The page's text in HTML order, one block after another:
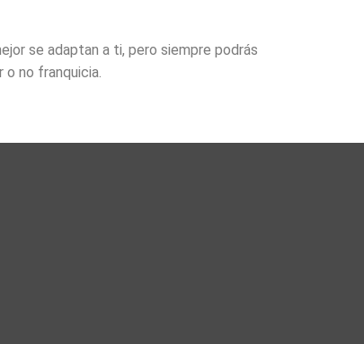
se adaptan a ti, pero siempre podrás
o no franquicia.